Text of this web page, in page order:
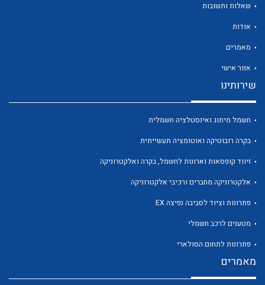
לכל מוצרי היצרן
שאלות ותשובות
אודות
מאמרים
אזור אישי
שירותינו
חשמל מיתוג ואינסטלציה חשמלית
בקרה רובוטיקה ואוטומציה תעשייתית
זיווד קופסאות וארונות לחשמל, בקרה ואלקטרוניקה
אלקטרוניקה מחברים ורכיבי אלקטרוניקה
פתרונות וציוד לסביבה נפיצה EX
מטענים לרכב חשמלי
פתרונות לתחום הסולארי
מאמרים